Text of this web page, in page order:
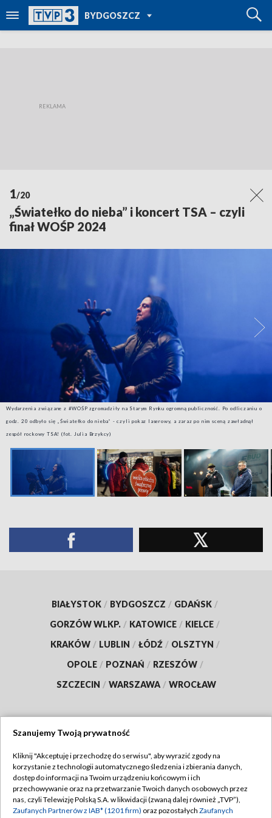
BYDGOSZCZ
TVP REGIONY
1/20
„Światełko do nieba” i koncert TSA – czyli
finał WOŚP 2024
Wydarzenia związane z #WOŚP zgromadziły na Starym Rynku ogromną publiczność. Po odliczaniu o
godz. 20 odbyło się „Światełko do nieba” - czyli pokaz laserowy, a zaraz po nim sceną zawładnął
zespół rockowy TSA! (fot. Julia Brzykcy)
BIAŁYSTOK / BYDGOSZCZ / GDAŃSK /
GORZÓW WLKP. / KATOWICE / KIELCE /
KRAKÓW / LUBLIN / ŁÓDŹ / OLSZTYN /
OPOLE / POZNAŃ / RZESZÓW /
SZCZECIN / WARSZAWA / WROCŁAW
TVP
Abonament TVP
Emisja w TVP
Regulamin TVP
Polityka prywatności
Szanujemy Twoją prywatność
Kliknij "Akceptuję i przechodzę do serwisu", aby wyrazić zgody na
korzystanie z technologii automatycznego śledzenia i zbierania danych,
dostęp do informacji na Twoim urządzeniu końcowym i ich
przechowywanie oraz na przetwarzanie Twoich danych osobowych przez
nas, czyli Telewizję Polską S.A. w likwidacji (zwaną dalej również „TVP”),
Zaufanych Partnerów z IAB* (1201 firm) oraz pozostałych Zaufanych